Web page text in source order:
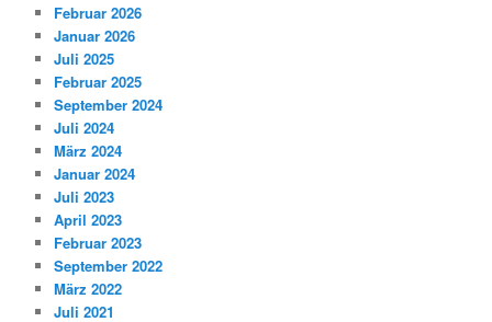
Februar 2026
Januar 2026
Juli 2025
Februar 2025
September 2024
Juli 2024
März 2024
Januar 2024
Juli 2023
April 2023
Februar 2023
September 2022
März 2022
Juli 2021